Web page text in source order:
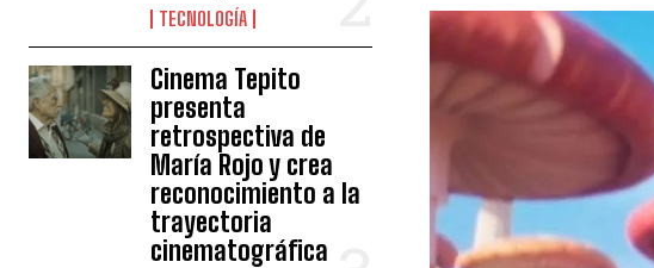
TECNOLOGÍA
Cinema Tepito
presenta
retrospectiva de
María Rojo y crea
reconocimiento a la
trayectoria
cinematográfica